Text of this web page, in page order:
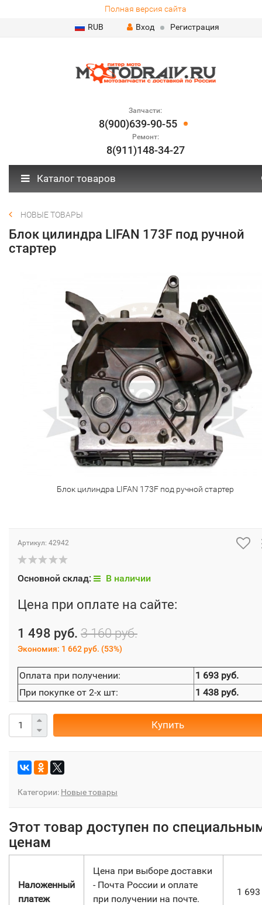
Полная версия сайта
RUB
Вход Регистрация
Запчасти:
8(900)639-90-55
Ремонт:
8(911)148-34-27
Каталог товаров
НОВЫЕ ТОВАРЫ
Блок цилиндра LIFAN 173F под ручной
стартер
Блок цилиндра LIFAN 173F под ручной стартер
Артикул: 42942
Основной склад: В наличии
Цена при оплате на сайте:
1 498 руб. 3 160 руб.
Экономия: 1 662 руб. (53%)
Оплата при получении:
1 693 руб.
При покупке от 2-х шт:
1 438 руб.
Купить
Категории: Новые товары
Этот товар доступен по
ценам
Наложенный
платеж
Цена при выборе доставки
- Почта России и оплате
при получении на почте.
1 693